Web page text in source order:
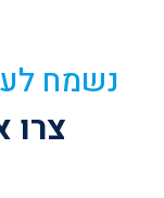
נשמח
צרו